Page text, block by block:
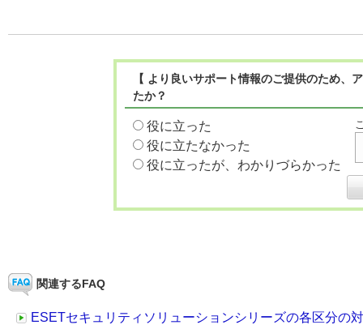
【 より良いサポート情報のご提供のため
たか？
役に立った
役に立たなかった
役に立ったが、わかりづらかった
関連するFAQ
ESETセキュリティソリューションシリーズの各区分の